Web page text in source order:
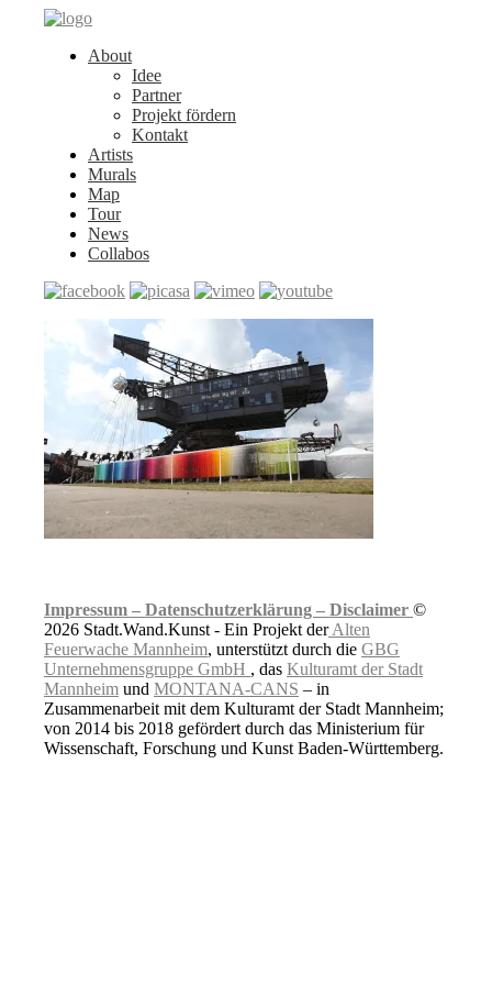
About
Idee
Partner
Projekt fördern
Kontakt
Artists
Murals
Map
Tour
News
Collabos
Impressum – Datenschutzerklärung – Disclaimer ©
2026 Stadt.Wand.Kunst - Ein Projekt derAlten
Feuerwache Mannheim, unterstützt durch die GBG
Unternehmensgruppe GmbH , das Kulturamt der Stadt
Mannheim und MONTANA-CANS – in
Zusammenarbeit mit dem Kulturamt der Stadt Mannheim;
von 2014 bis 2018 gefördert durch das Ministerium für
Wissenschaft, Forschung und Kunst Baden-Württemberg.